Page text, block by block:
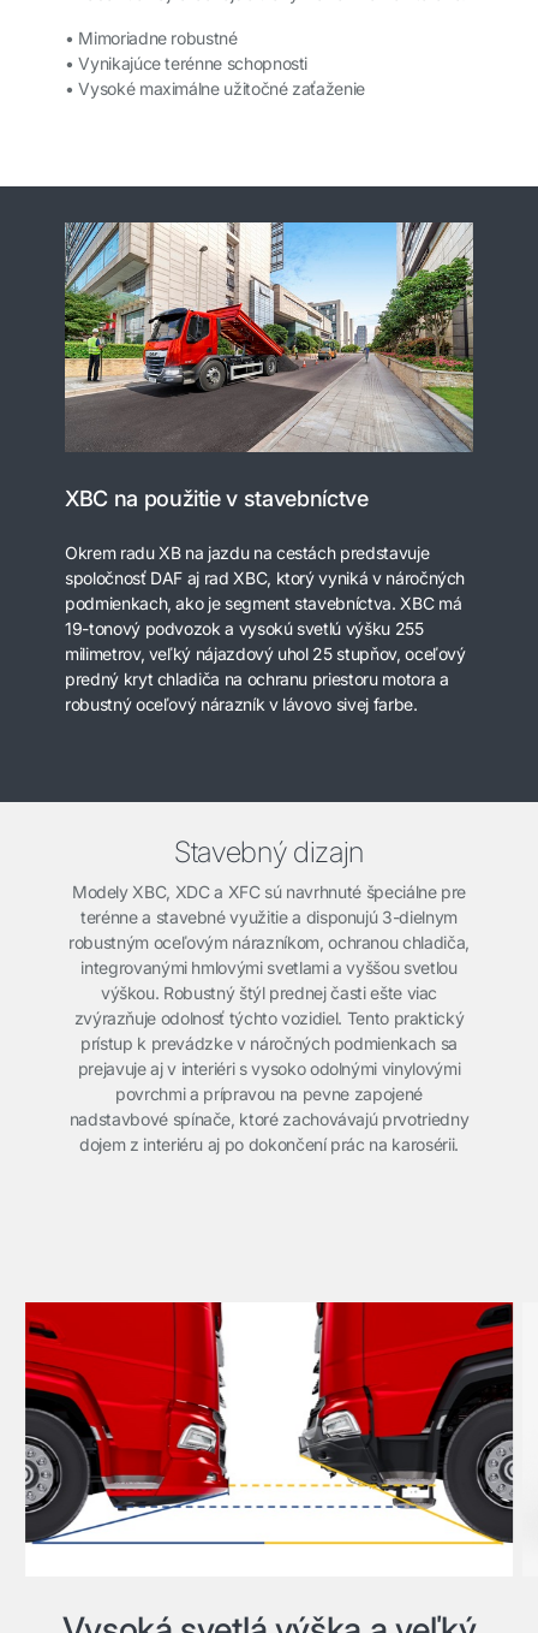
• Mimoriadne robustné
• Vynikajúce terénne schopnosti
• Vysoké maximálne užitočné zaťaženie
XBC na použitie v stavebníctve
Okrem radu XB na jazdu na cestách predstavuje
spoločnosť DAF aj rad XBC, ktorý vyniká v náročných
podmienkach, ako je segment stavebníctva. XBC má
19-tonový podvozok a vysokú svetlú výšku 255
milimetrov, veľký nájazdový uhol 25 stupňov, oceľový
predný kryt chladiča na ochranu priestoru motora a
robustný oceľový nárazník v lávovo sivej farbe.
Stavebný dizajn
Modely XBC, XDC a XFC sú navrhnuté špeciálne pre
terénne a stavebné využitie a disponujú 3-dielnym
robustným oceľovým nárazníkom, ochranou chladiča,
integrovanými hmlovými svetlami a vyššou svetlou
výškou. Robustný štýl prednej časti ešte viac
zvýrazňuje odolnosť týchto vozidiel. Tento praktický
prístup k prevádzke v náročných podmienkach sa
prejavuje aj v interiéri s vysoko odolnými vinylovými
povrchmi a prípravou na pevne zapojené
nadstavbové spínače, ktoré zachovávajú prvotriedny
dojem z interiéru aj po dokončení prác na karosérii.